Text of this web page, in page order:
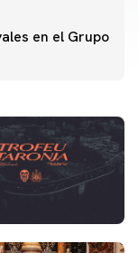
en el Grupo
8/2026